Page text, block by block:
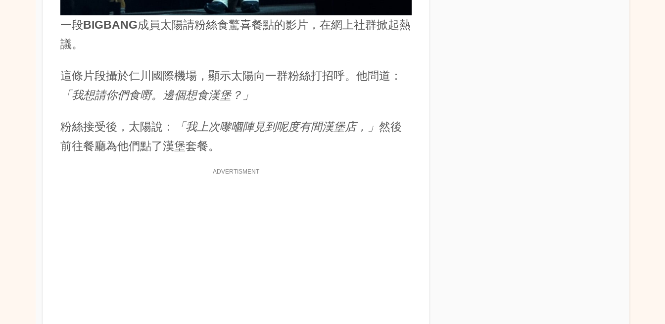
一段BIGBANG成員太陽請粉絲食驚喜餐點的影片，在網上社群掀起熱
議。
這條片段攝於仁川國際機場 ，顯示太陽向一群粉絲打招呼。他問道：
「我想請你們食嘢。邊個想食漢堡？」
粉絲接受後， 太陽說： 「我上次嚟嗰陣見到呢度有間漢堡店，」 然後
前往餐廳為他們點了漢堡套餐。
ADVERTISMENT